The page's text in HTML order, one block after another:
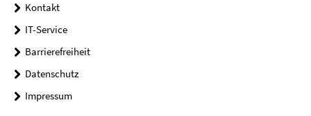
Kontakt
IT-Service
Barrierefreiheit
Datenschutz
Impressum